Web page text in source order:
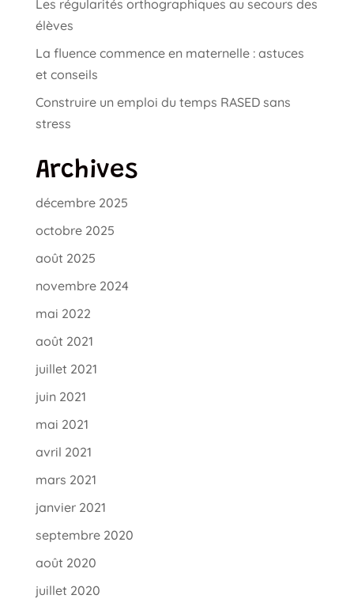
Les régularités orthographiques au secours des
élèves
La fluence commence en maternelle : astuces
et conseils
Construire un emploi du temps RASED sans
stress
Archives
décembre 2025
octobre 2025
août 2025
novembre 2024
mai 2022
août 2021
juillet 2021
juin 2021
mai 2021
avril 2021
mars 2021
janvier 2021
septembre 2020
août 2020
juillet 2020